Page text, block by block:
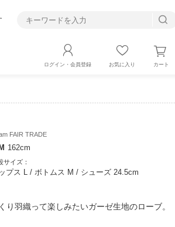
ログイン・会員登録 お気に入り カート
FAIR TRADE
162cm
サイズ：
プス L / ボトムス M / シューズ 24.5cm
り羽織って楽しみたいガーゼ生地のローブ。